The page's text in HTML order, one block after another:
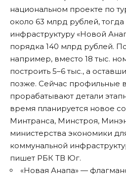
национальном проекте по
около 63 млрд рублей, тогда
инфраструктуру «Новой
порядка 140 млрд рублей.
например, вместо 18 тыс.
построить 5–6 тыс., а
позже. Сейчас профильные
прорабатывают детали
время планируется новое
Минтранса, Минстроя,
министерства экономики
коммунальной
пишет РБК ТВ Юг.
«Новая Анапа» —